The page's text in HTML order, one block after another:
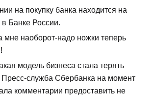
на покупку банка находится на
в Банке России.
мне наоборот-надо ножки теперь
модель бизнеса стала терять
Пресс-служба Сбербанка на момент
комментарии предоставить не